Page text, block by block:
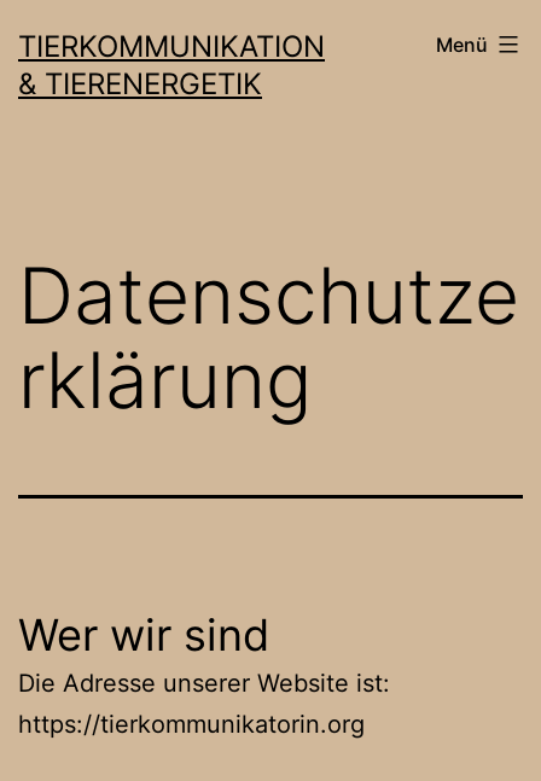
Inhalt
springen
TIERKOMMUNIKATION
& TIERENERGETIK
Menü
Datenschutze
rklärung
Wer wir sind
Die Adresse unserer Website ist:
https://tierkommunikatorin.org